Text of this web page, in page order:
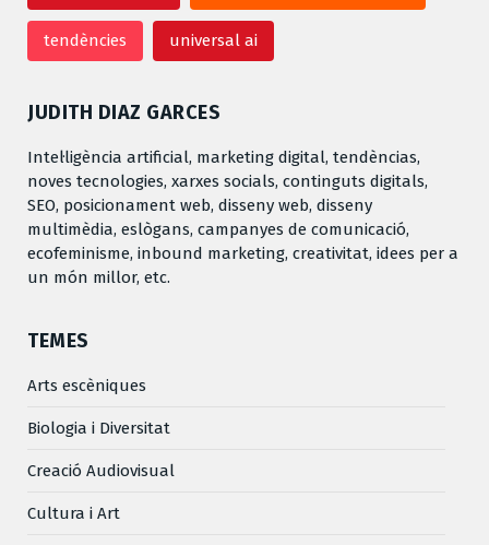
tendències universal ai
JUDITH DIAZ GARCES
Intel·ligència artificial, marketing digital, tendèncias,
noves tecnologies, xarxes socials, continguts digitals,
SEO, posicionament web, disseny web, disseny
multimèdia, eslògans, campanyes de comunicació,
ecofeminisme, inbound marketing, creativitat, idees per a
un món millor, etc.
TEMES
Arts escèniques
Biologia i Diversitat
Creació Audiovisual
Cultura i Art